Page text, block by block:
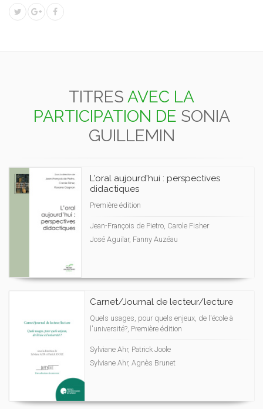
TITRES AVEC LA
PARTICIPATION DE SONIA
GUILLEMIN
L'oral aujourd'hui : perspectives
didactiques
Première édition
Jean-François de Pietro, Carole Fisher
José Aguilar, Fanny Auzéau
Carnet/Journal de lecteur/lecture
Quels usages, pour quels enjeux, de l'école à
l'université?, Première édition
Sylviane Ahr, Patrick Joole
Sylviane Ahr, Agnès Brunet